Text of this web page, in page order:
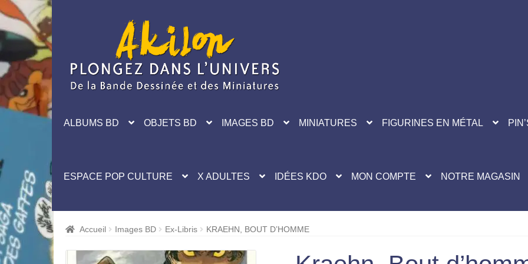
navigation
ALBUMS BD OBJETS BD IMAGES BD MINIATURES FIGURINES EN MÉTAL
ESPACE POP CULTURE X ADULTES IDÉES KDO MON COMPTE NOTRE MAGASIN
Accueil Images BD Ex-Libris KRAEHN, BOUT D’HOMME